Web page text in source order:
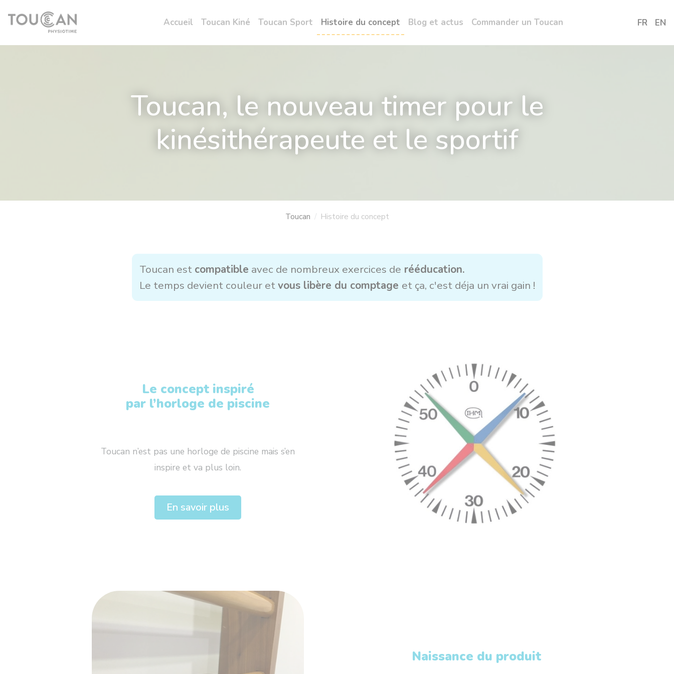
Accueil Toucan Kiné Toucan Sport Histoire du concept Blog et actus Commander un Toucan FR EN
Toucan, le nouveau timer pour le
kinésithérapeute et le sportif
Toucan Histoire du concept
Toucan est compatible avec de nombreux exercices de rééducation.
Le temps devient couleur etvous libère du comptage et ça, c'est déja un vrai gain !
Le concept inspiré
par l’horloge de piscine
Toucan n’est pas une horloge de piscine mais s’en
inspire et va plus loin.
En savoir plus
Naissance du produit